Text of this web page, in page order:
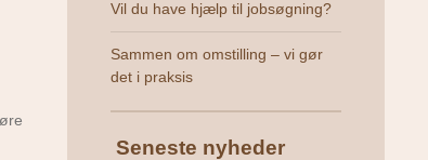
Vil du have hjælp til jobsøgning?
Sammen om omstilling – vi gør
det i praksis
Seneste nyheder